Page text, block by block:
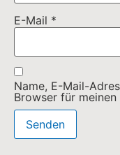
Das
gefallen